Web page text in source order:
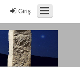
Giriş